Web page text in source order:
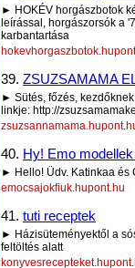
► HOKÉV horgászbotok
leírással, horgászorsók a
karbantartása
39. ZSUZSAMAMA
► Sütés, főzés,
linkje: http://
40. Hy! Emo
► Hello! Üdv. Katinkaa és
emocsajokfiuk.hupont.hu
41. tuti receptek
► Házisüteményektől a
feltöltés alatt